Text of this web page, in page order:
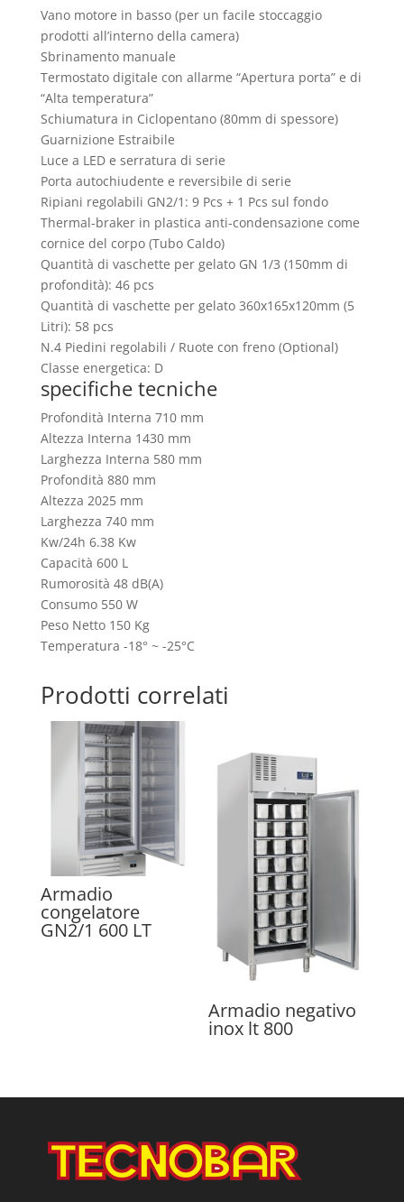
Vano motore in basso (per un facile stoccaggio
prodotti all’interno della camera)
Sbrinamento manuale
Termostato digitale con allarme “Apertura porta” e di
“Alta temperatura”
Schiumatura in Ciclopentano (80mm di spessore)
Guarnizione Estraibile
Luce a LED e serratura di serie
Porta autochiudente e reversibile di serie
Ripiani regolabili GN2/1: 9 Pcs + 1 Pcs sul fondo
Thermal-braker in plastica anti-condensazione come
cornice del corpo (Tubo Caldo)
Quantità di vaschette per gelato GN 1/3 (150mm di
profondità): 46 pcs
Quantità di vaschette per gelato 360x165x120mm (5
Litri): 58 pcs
N.4 Piedini regolabili / Ruote con freno (Optional)
Classe energetica: D
specifiche tecniche
Profondità Interna 710 mm
Altezza Interna 1430 mm
Larghezza Interna 580 mm
Profondità 880 mm
Altezza 2025 mm
Larghezza 740 mm
Kw/24h 6.38 Kw
Capacità 600 L
Rumorosità 48 dB(A)
Consumo 550 W
Peso Netto 150 Kg
Temperatura -18° ~ -25°C
Prodotti correlati
Armadio
congelatore
GN2/1 600 LT
Armadio negativo
inox lt 800